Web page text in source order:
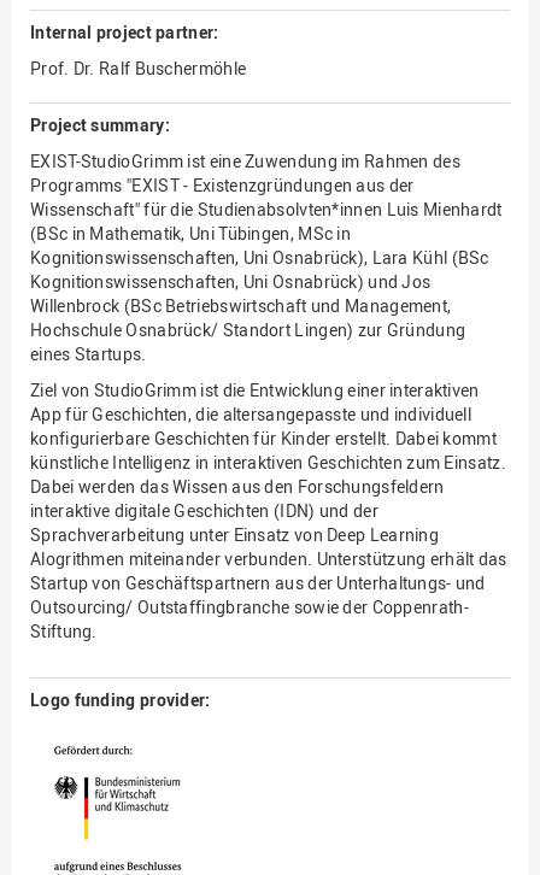
Internal project partner:
Prof. Dr. Ralf Buschermöhle
Project summary:
EXIST-StudioGrimm ist eine Zuwendung im Rahmen des
Programms "EXIST - Existenzgründungen aus der
Wissenschaft" für die Studienabsolvten*innen Luis Mienhardt
(BSc in Mathematik, Uni Tübingen, MSc in
Kognitionswissenschaften, Uni Osnabrück), Lara Kühl (BSc
Kognitionswissenschaften, Uni Osnabrück) und Jos
Willenbrock (BSc Betriebswirtschaft und Management,
Hochschule Osnabrück/ Standort Lingen) zur Gründung
eines Startups.
Ziel von StudioGrimm ist die Entwicklung einer interaktiven
App für Geschichten, die altersangepasste und individuell
konfigurierbare Geschichten für Kinder erstellt. Dabei kommt
künstliche Intelligenz in interaktiven Geschichten zum Einsatz.
Dabei werden das Wissen aus den Forschungsfeldern
interaktive digitale Geschichten (IDN) und der
Sprachverarbeitung unter Einsatz von Deep Learning
Alogrithmen miteinander verbunden. Unterstützung erhält das
Startup von Geschäftspartnern aus der Unterhaltungs- und
Outsourcing/ Outstaffingbranche sowie der Coppenrath-
Stiftung.
Logo funding provider: